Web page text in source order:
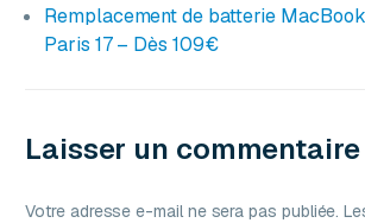
Remplacement de batterie
Paris 17 – Dès 109€
Laisser un commentaire
Votre adresse e-mail ne sera pas publiée.